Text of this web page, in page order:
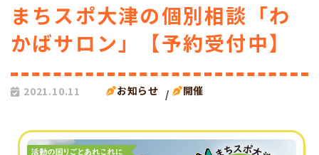
まちスポ大津の個別相談「わ
かばサロン」【予約受付中】
2021.10.11 お知らせ 開催